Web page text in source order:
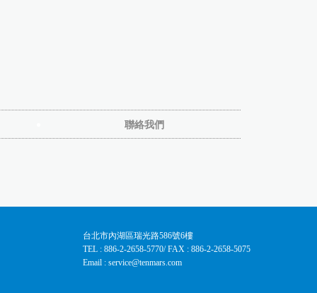
聯絡我們
台北市內湖區瑞光路586號6樓
TEL : 886-2-2658-5770/ FAX : 886-2-2658-5075
Email : service@tenmars.com